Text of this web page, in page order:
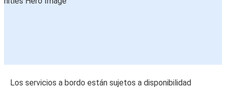
Los servicios a bordo están sujetos a disponibilidad